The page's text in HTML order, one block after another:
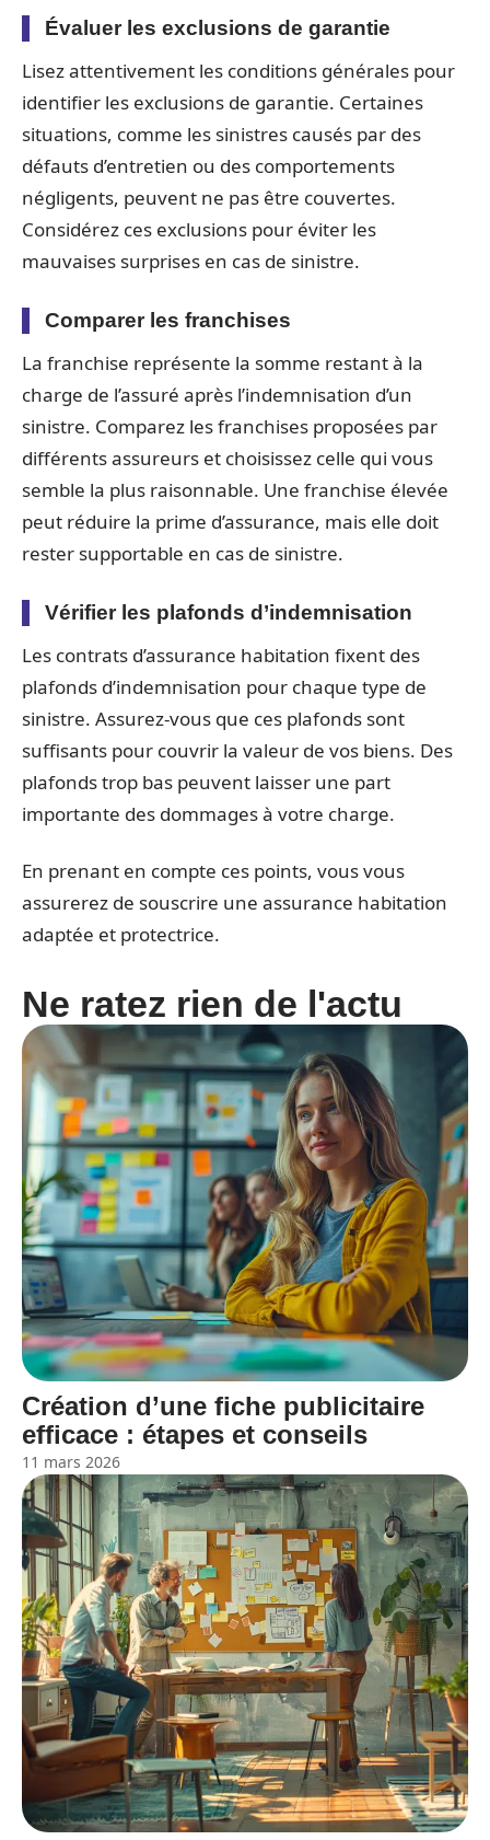
Évaluer les exclusions de garantie
Lisez attentivement les conditions générales pour
identifier les exclusions de garantie. Certaines
situations, comme les sinistres causés par des
défauts d’entretien ou des comportements
négligents, peuvent ne pas être couvertes.
Considérez ces exclusions pour éviter les
mauvaises surprises en cas de sinistre.
Comparer les franchises
La franchise représente la somme restant à la
charge de l’assuré après l’indemnisation d’un
sinistre. Comparez les franchises proposées par
différents assureurs et choisissez celle qui vous
semble la plus raisonnable. Une franchise élevée
peut réduire la prime d’assurance, mais elle doit
rester supportable en cas de sinistre.
Vérifier les plafonds d’indemnisation
Les contrats d’assurance habitation fixent des
plafonds d’indemnisation pour chaque type de
sinistre. Assurez-vous que ces plafonds sont
suffisants pour couvrir la valeur de vos biens. Des
plafonds trop bas peuvent laisser une part
importante des dommages à votre charge.
En prenant en compte ces points, vous vous
assurerez de souscrire une assurance habitation
adaptée et protectrice.
Ne ratez rien de l'actu
Création d’une fiche publicitaire
efficace : étapes et conseils
11 mars 2026